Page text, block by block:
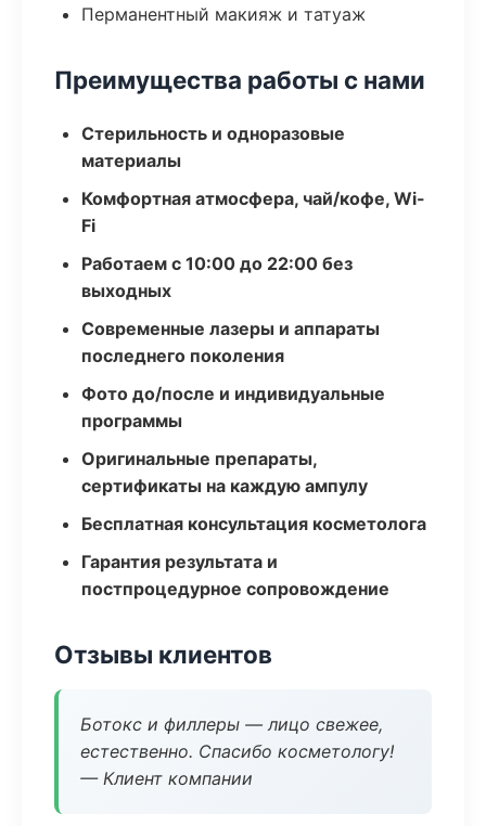
Перманентный макияж и татуаж
Преимущества работы с нами
Стерильность и одноразовые
материалы
Комфортная атмосфера, чай/кофе, Wi-
Fi
Работаем с 10:00 до 22:00 без
выходных
Современные лазеры и аппараты
последнего поколения
Фото до/после и индивидуальные
программы
Оригинальные препараты,
сертификаты на каждую ампулу
Бесплатная консультация косметолога
Гарантия результата и
постпроцедурное сопровождение
Отзывы клиентов
Ботокс и филлеры — лицо свежее,
естественно. Спасибо косметологу!
— Клиент компании